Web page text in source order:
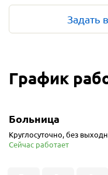
Задать
График
Больница
Круглосуточно, без
Сейчас работает